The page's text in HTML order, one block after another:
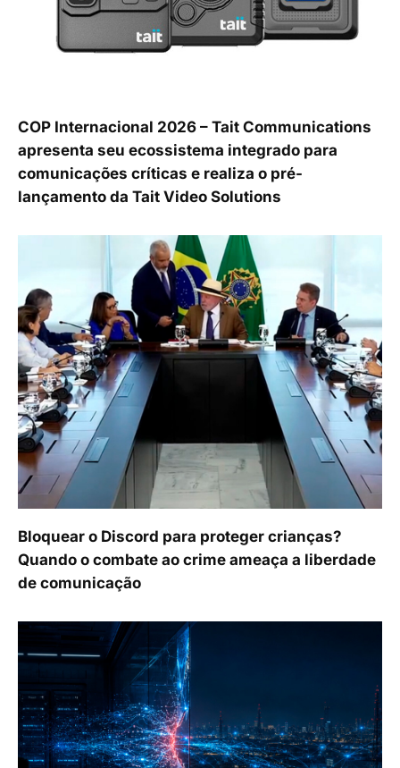
COP Internacional 2026 – Tait Communications
apresenta seu ecossistema integrado para
comunicações críticas e realiza o pré-
lançamento da Tait Video Solutions
Bloquear o Discord para proteger crianças?
Quando o combate ao crime ameaça a liberdade
de comunicação